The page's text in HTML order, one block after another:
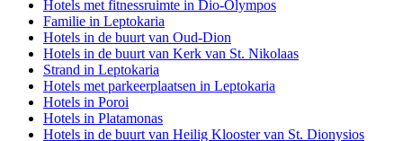
Hotels met fitnessruimte in Dio-Olympos
Familie in Leptokaria
Hotels in de buurt van Oud-Dion
Hotels in de buurt van Kerk van St. Nikolaas
Strand in Leptokaria
Hotels met parkeerplaatsen in Leptokaria
Hotels in Poroi
Hotels in Platamonas
Hotels in de buurt van Heilig Klooster van St. Dionysios